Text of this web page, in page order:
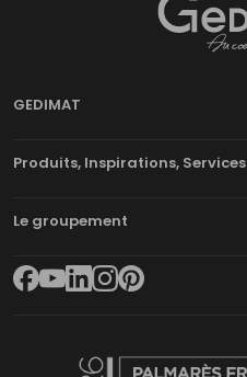
GEDIMAT
Produits, Inspirations, Services
Le groupement